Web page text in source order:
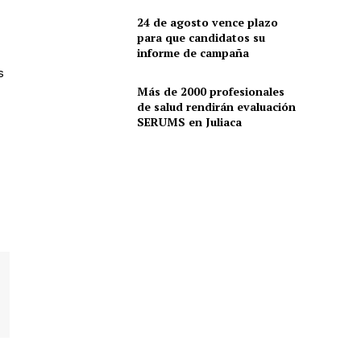
24 de agosto vence plazo
para que candidatos su
informe de campaña
Más de 2000 profesionales
de salud rendirán evaluación
SERUMS en Juliaca